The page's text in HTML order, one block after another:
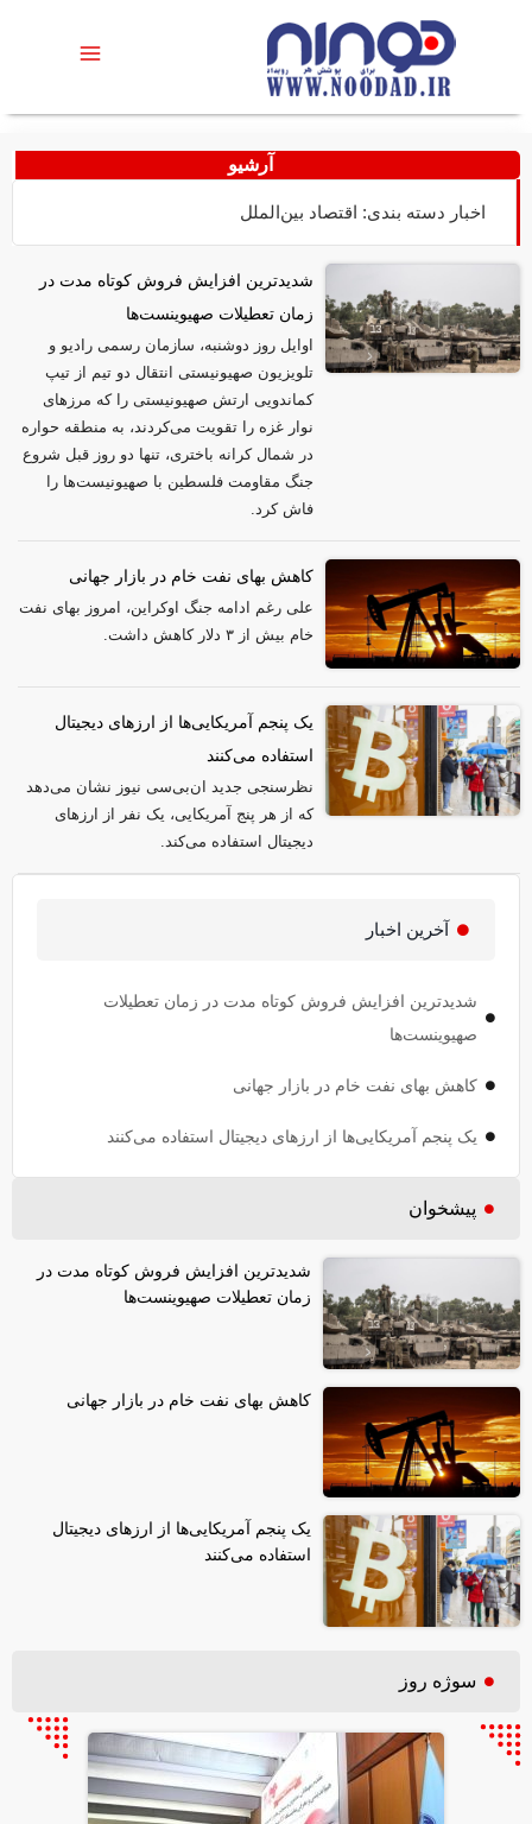
آرشیو
اخبار دسته بندی: اقتصاد بین‌الملل
شدیدترین افزایش فروش کوتاه مدت در
زمان تعطیلات صهیوینست‌ها
اوایل روز دوشنبه، سازمان رسمی رادیو و
تلویزیون صهیونیستی انتقال دو تیم از تیپ
کماندویی ارتش صهیونیستی را که مرز‌های
نوار غزه را تقویت می‌کردند، به منطقه حواره
در شمال کرانه باختری، تنها دو روز قبل شروع
جنگ مقاومت فلسطین با صهیونیست‌ها را
فاش کرد.
کاهش بهای نفت خام در بازار جهانی
علی رغم ادامه جنگ اوکراین، امروز بهای نفت
خام بیش از ۳ دلار کاهش داشت.
یک پنجم آمریکایی‌ها از ارز‌های دیجیتال
استفاده می‌کنند
نظرسنجی جدید ان‌بی‌سی نیوز نشان می‌دهد
که از هر پنج آمریکایی، یک نفر از ارز‌های
دیجیتال استفاده می‌کند.
آخرین اخبار
شدیدترین افزایش فروش کوتاه مدت در زمان تعطیلات
صهیوینست‌ها
کاهش بهای نفت خام در بازار جهانی
یک پنجم آمریکایی‌ها از ارز‌های دیجیتال استفاده می‌کنند
پیشخوان
شدیدترین افزایش فروش کوتاه مدت در
زمان تعطیلات صهیوینست‌ها
کاهش بهای نفت خام در بازار جهانی
یک پنجم آمریکایی‌ها از ارز‌های دیجیتال
استفاده می‌کنند
سوژه روز